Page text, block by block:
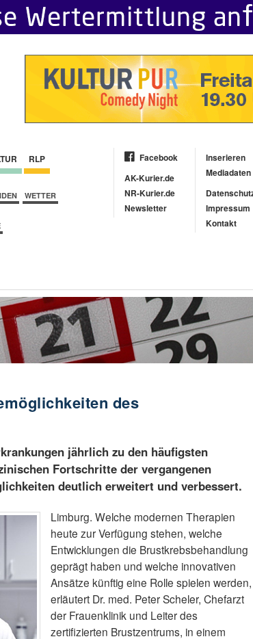
RLP
WETTER
Facebook
AK-Kurier.de
NR-Kurier.de
Newsletter
Inserieren
Mediadaten
Impressum
Kontakt
des
jährlich zu den häufigsten
Fortschritte der vergangenen
deutlich erweitert und verbessert.
Limburg. Welche modernen Therapien
heute zur Verfügung stehen, welche
Entwicklungen die Brustkrebsbehandlung
geprägt haben und welche innovativen
Ansätze künftig eine Rolle spielen werden,
erläutert Dr. med. Peter Scheler, Chefarzt
der Frauenklinik und Leiter des
zertifizierten Brustzentrums, in einem